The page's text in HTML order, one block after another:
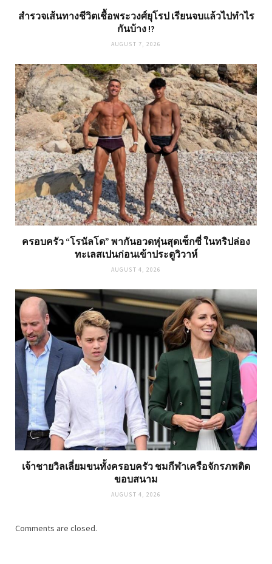
สำรวจเส้นทางชีวิตเชื้อพระวงศ์ยุโรป เรียนจบแล้วไปทำไร
กันบ้าง !?
AUGUST 7, 2026
ครอบครัว “โรนัลโด” พากันอวดหุ่นสุดเซ็กซี่ ในทริปล่อง
ทะเลสเปนก่อนเข้าประตูวิวาห์
AUGUST 4, 2026
เจ้าชายวิลเลี่ยมขนทั้งครอบครัว ชมกีฬาเครือจักรภพติด
ขอบสนาม
AUGUST 4, 2026
Comments are closed.